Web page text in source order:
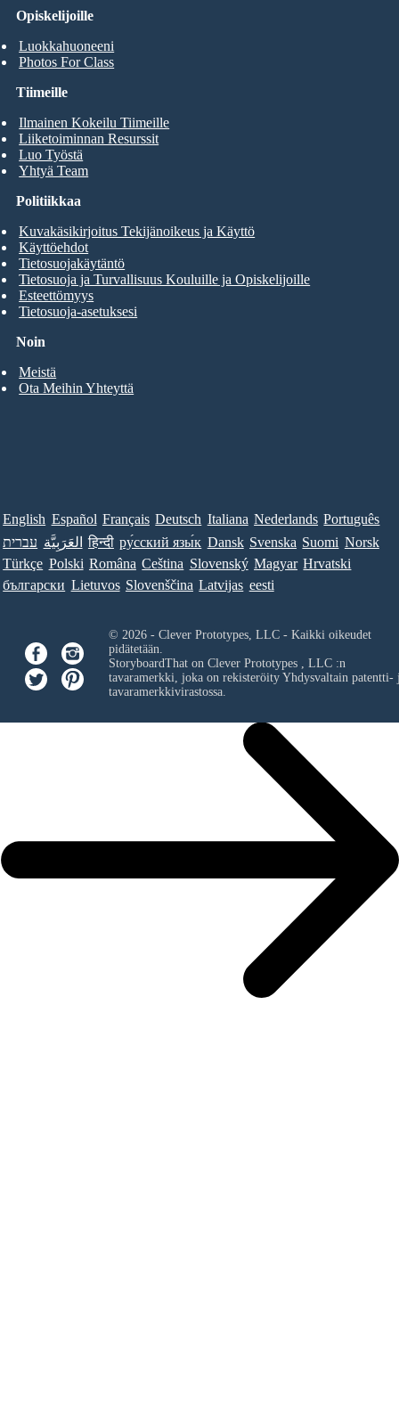
Opiskelijoille
Luokkahuoneeni
Photos For Class
Tiimeille
Ilmainen Kokeilu Tiimeille
Liiketoiminnan Resurssit
Luo Työstä
Yhtyä Team
Noin
Meistä
Ota Meihin Yhteyttä
Politiikkaa
Kuvakäsikirjoitus Tekijänoikeus ja Käyttö
Käyttöehdot
Tietosuojakäytäntö
Tietosuoja ja Turvallisuus Kouluille ja Opiskelijoille
Esteettömyys
Tietosuoja-asetuksesi
English Español Français Deutsch Italiana Nederlands Português
עברית العَرَبِيَّة हिन्दी ру́сский язы́к Dansk Svenska Suomi Norsk
Türkçe Polski Româna Ceština Slovenský Magyar Hrvatski
български Lietuvos Slovenščina Latvijas eesti
© 2026 - Clever Prototypes, LLC - Kaikki oikeudet
pidätetään.
StoryboardThat on Clever Prototypes , LLC:n
tavaramerkki, joka on rekisteröity Yhdysvaltain patentti-
tavaramerkkivirastossa.